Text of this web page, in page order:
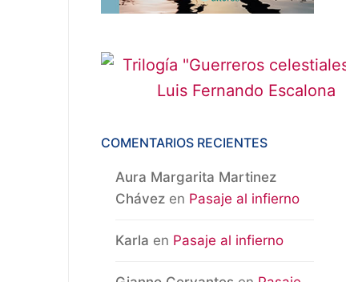
COMENTARIOS RECIENTES
Aura Margarita Martinez
Chávez en Pasaje al infierno
Karla en Pasaje al infierno